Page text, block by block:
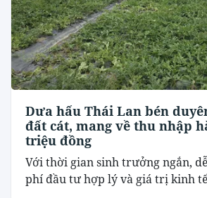
Dưa hấu Thái Lan bén
đất cát, mang về thu nhập
triệu đồng
Với thời gian sinh trưởng ngắn,
phí đầu tư hợp lý và giá trị kinh